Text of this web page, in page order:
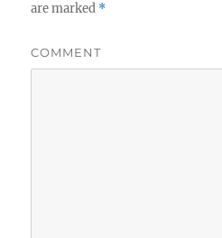
are marked *
COMMENT